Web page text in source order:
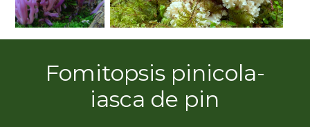
Fomitopsis pinicola-
iasca de pin